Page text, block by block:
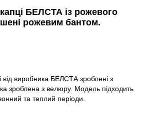
капці БЕЛСТА із рожевого
рожевим бантом.
від виробника БЕЛСТА зроблені з
зроблена з велюру. Модель підходить
та теплий періоди.